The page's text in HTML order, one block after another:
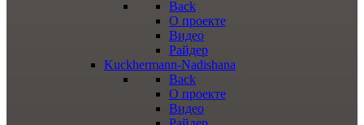
Back
О проекте
Видео
Райдер
Kuckhermann-Nadishana
Back
О проекте
Видео